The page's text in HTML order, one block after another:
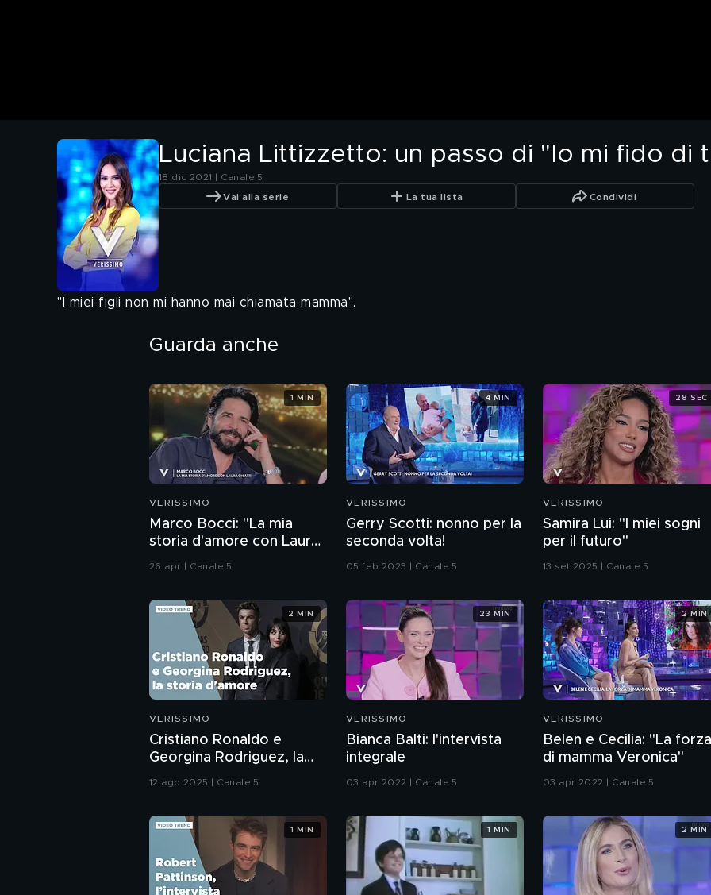
Luciana Littizzetto: un passo di "Io mi fido di
18 dic 2021 | Canale 5
Vai alla serie La tua lista Condividi
"I miei figli non mi hanno mai chiamata mamma".
Guarda anche
VERISSIMO
Marco Bocci: "La mia
storia d'amore con Laura
Chiatti"
26 apr | Canale 5
1 MIN
VERISSIMO
Gerry Scotti: nonno per la
seconda volta!
05 feb 2023 | Canale 5
4 MIN
VERISSIMO
Samira Lui: "I miei sogni
per il futuro"
13 set 2025 | Canale 5
28 SEC
VERISSIMO
Cristiano Ronaldo e
Georgina Rodriguez, la
storia d'amore
12 ago 2025 | Canale 5
2 MIN
VERISSIMO
Bianca Balti: l'intervista
integrale
03 apr 2022 | Canale 5
23 MIN
VERISSIMO
Belen e Cecilia: "La forza
di mamma Veronica"
03 apr 2022 | Canale 5
2 MIN
1 MIN 1 MIN 2 MIN